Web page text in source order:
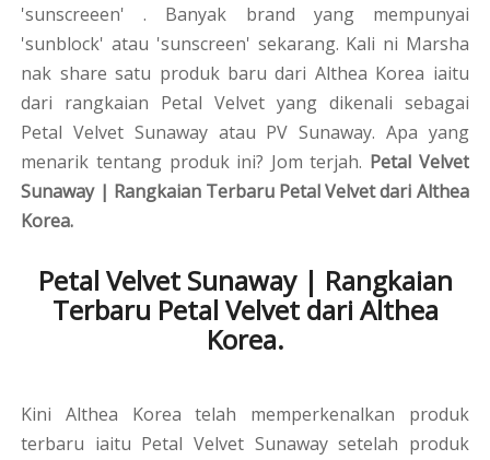
'sunscreeen' . Banyak brand yang mempunyai
'sunblock' atau 'sunscreen' sekarang. Kali ni Marsha
nak share satu produk baru dari Althea Korea iaitu
dari rangkaian Petal Velvet yang dikenali sebagai
Petal Velvet Sunaway atau PV Sunaway. Apa yang
menarik tentang produk ini? Jom terjah. Petal Velvet
Sunaway | Rangkaian Terbaru Petal Velvet dari Althea
Korea.
Petal Velvet Sunaway | Rangkaian
Terbaru Petal Velvet dari Althea
Korea.
Kini Althea Korea telah memperkenalkan produk
terbaru iaitu Petal Velvet Sunaway setelah produk